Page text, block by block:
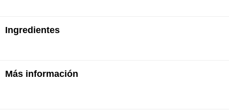
Ingredientes
Alcohol, parfum/fragrance, aqua/water, limonene,
Más información